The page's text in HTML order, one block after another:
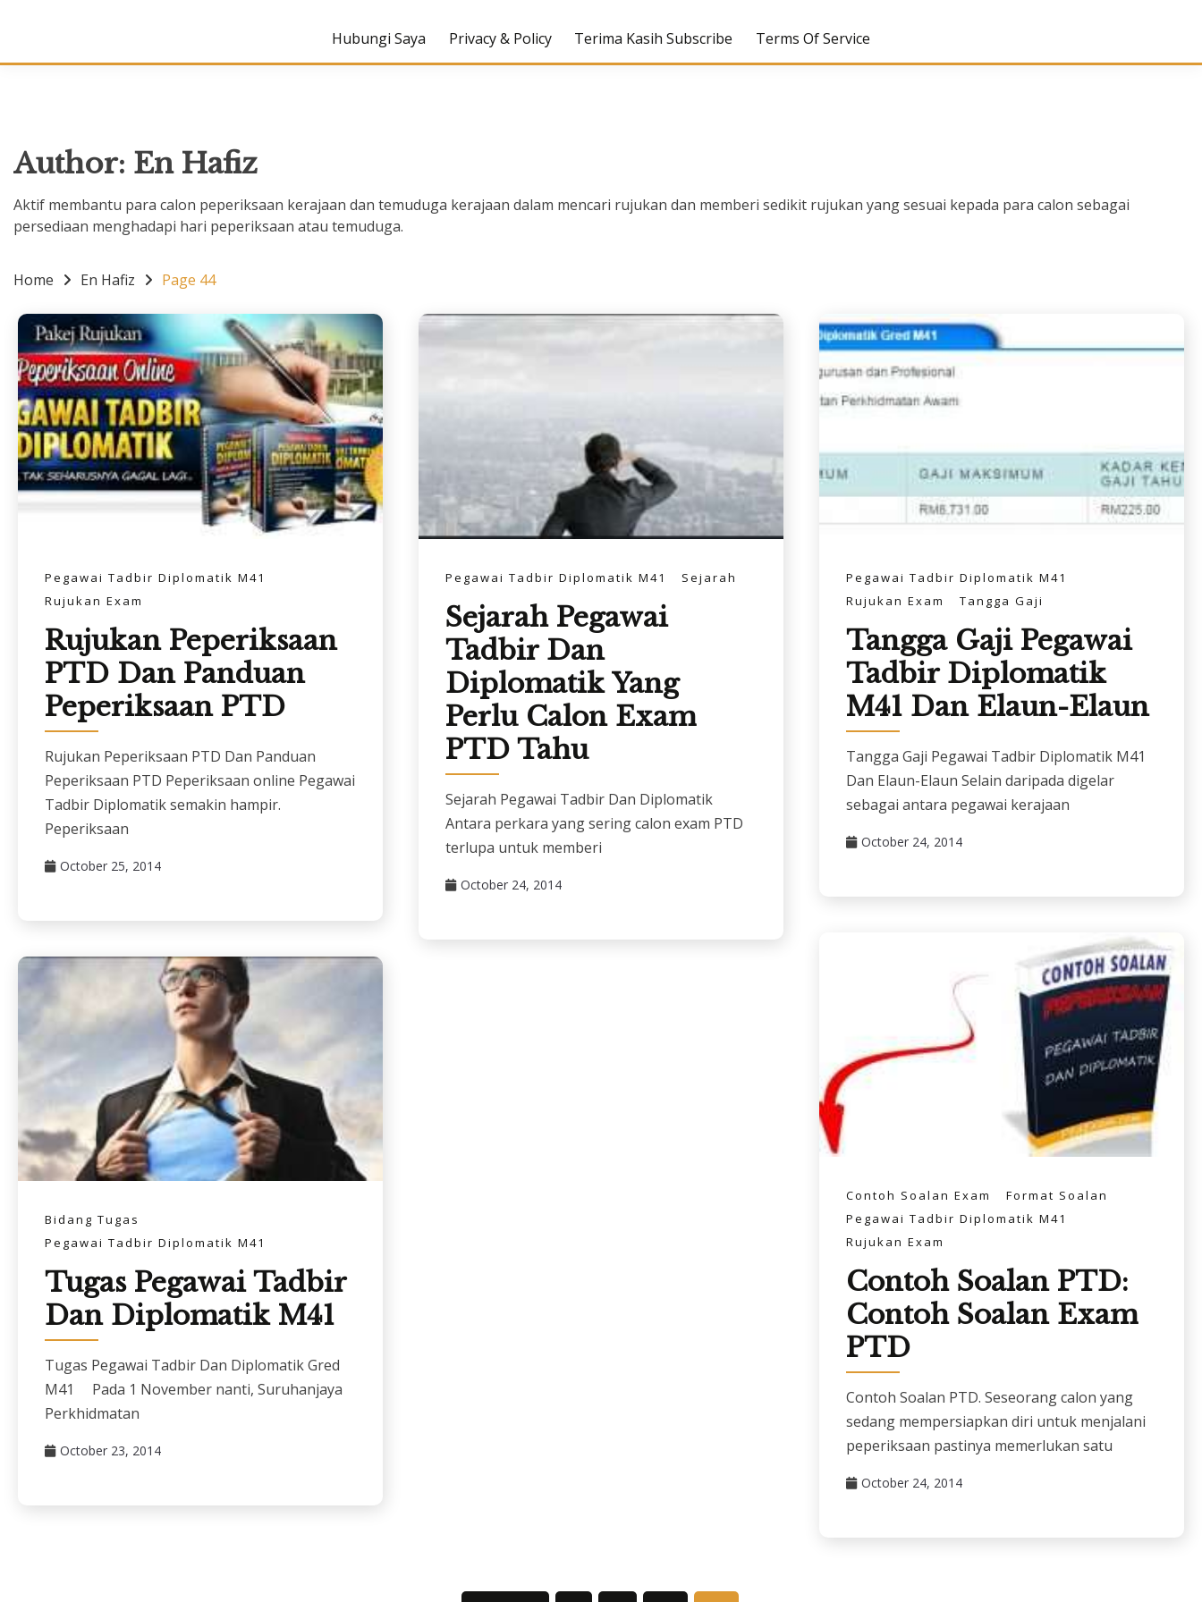
Hubungi Saya Privacy & Policy Terima Kasih Subscribe Terms Of Service
Author: En Hafiz
Aktif membantu para calon peperiksaan kerajaan dan temuduga kerajaan dalam mencari rujukan dan memberi sedikit rujukan yang sesuai kepada para calon sebagai
persediaan menghadapi hari peperiksaan atau temuduga.
Home En Hafiz Page 44
Pegawai Tadbir Diplomatik M41
Rujukan Exam
Rujukan Peperiksaan
PTD Dan Panduan
Peperiksaan PTD
Rujukan Peperiksaan PTD Dan Panduan
Peperiksaan PTD Peperiksaan online Pegawai
Tadbir Diplomatik semakin hampir.
Peperiksaan
October 25, 2014
Pegawai Tadbir Diplomatik M41 Sejarah
Sejarah Pegawai
Tadbir Dan
Diplomatik Yang
Perlu Calon Exam
PTD Tahu
Sejarah Pegawai Tadbir Dan Diplomatik
Antara perkara yang sering calon exam PTD
terlupa untuk memberi
October 24, 2014
Pegawai Tadbir Diplomatik M41
Rujukan Exam
Tangga Gaji
Tangga Gaji Pegawai
Tadbir Diplomatik
M41 Dan Elaun-Elaun
Tangga Gaji Pegawai Tadbir Diplomatik M41
Dan Elaun-Elaun Selain daripada digelar
sebagai antara pegawai kerajaan
October 24, 2014
Contoh Soalan Exam
Format Soalan
Pegawai Tadbir Diplomatik M41
Rujukan Exam
Contoh Soalan PTD:
Contoh Soalan Exam
PTD
Contoh Soalan PTD. Seseorang calon yang
sedang mempersiapkan diri untuk menjalani
peperiksaan pastinya memerlukan satu
October 24, 2014
Bidang Tugas
Pegawai Tadbir Diplomatik M41
Tugas Pegawai Tadbir
Dan Diplomatik M41
Tugas Pegawai Tadbir Dan Diplomatik Gred
M41 Pada 1 November nanti, Suruhanjaya
Perkhidmatan
October 23, 2014